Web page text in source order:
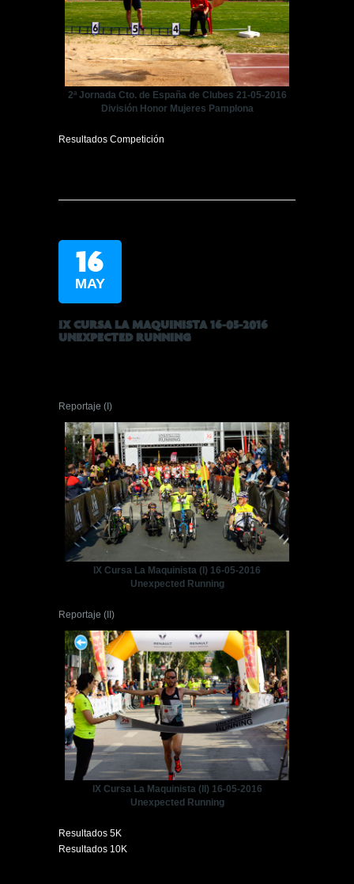
2ª Jornada Cto. de España de Clubes 21-05-2016
División Honor Mujeres Pamplona
Resultados Competición
16
MAY
IX CURSA LA MAQUINISTA 16-05-2016
UNEXPECTED RUNNING
Reportaje (I)
IX Cursa La Maquinista (I) 16-05-2016
Unexpected Running
Reportaje (II)
IX Cursa La Maquinista (II) 16-05-2016
Unexpected Running
Resultados 5K
Resultados 10K